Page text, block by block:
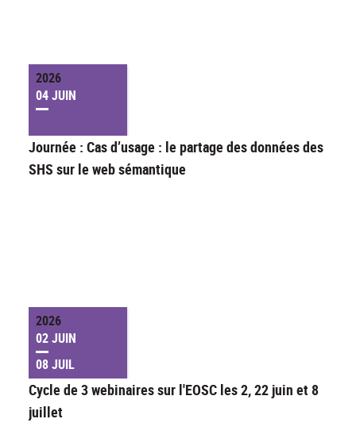
2026
04 JUIN
Journée : Cas d’usage : le partage des données des
SHS sur le web sémantique
2026
02 JUIN
08 JUIL
Cycle de 3 webinaires sur l'EOSC les 2, 22 juin et 8
juillet